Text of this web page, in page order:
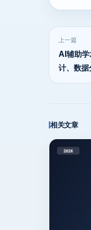
上一篇
AI辅助
计、数
相关文章